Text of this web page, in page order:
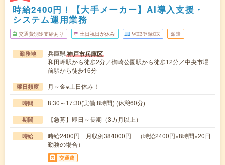
時給2400円！【大手メーカー】AI導入支援・
システム運用業務
交通費別途支給あり 土日祝日が休み WEB登録OK 派遣
勤務地 兵庫県神戸市兵庫区
和田岬駅から徒歩2分／御崎公園駅から徒歩12分／中央市場
前駅から徒歩16分
曜日頻度 月～金※土日休み！
時間 8:30～17:30(実働:8時間) (休憩60分)
期間 【急募】即日～長期（3カ月以上）
時給
時給2400円 月収例384000円 （時給2400円×8時間×20日
勤務の場合）
交通費